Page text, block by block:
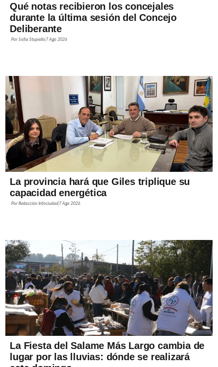
Qué notas recibieron los concejales
durante la última sesión del Concejo
Deliberante
PorSofía Stupiello 7 Ago 2026
La provincia hará que Giles triplique su
capacidad energética
PorRedacción Infociudad 7 Ago 2026
La Fiesta del Salame Más Largo cambia de
lugar por las lluvias: dónde se realizará